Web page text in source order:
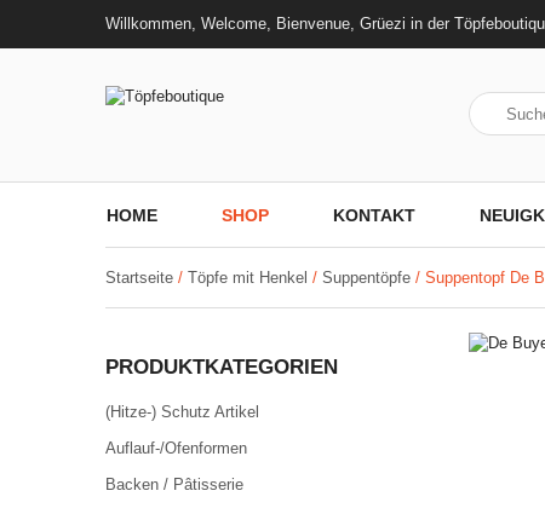
Willkommen, Welcome, Bienvenue, Grüezi in der
HOME SHOP KONTAKT
Startseite / Töpfe mit Henkel / Suppentöpfe / Suppentopf De
PRODUKTKATEGORIEN
(Hitze-) Schutz Artikel
Auflauf-/Ofenformen
Backen / Pâtisserie